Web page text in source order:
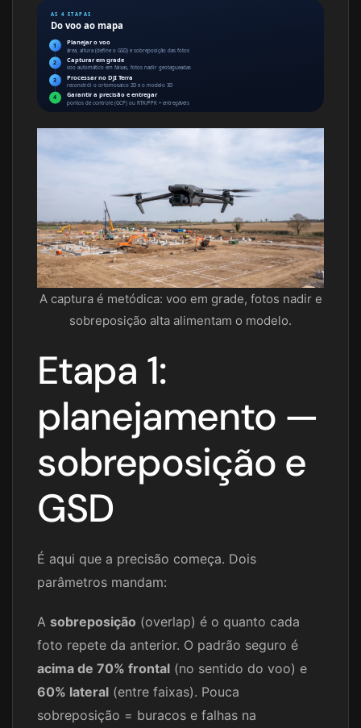
AS 4 ETAPAS
Do voo ao mapa
1 Planejar o voo
área, altura (define o GSD) e sobreposição das fotos
2 Capturar em grade
voo automático em faixas, fotos nadir geotagueadas
3 Processar no DJI Terra
reconstrói o ortomosaico 2D e o modelo 3D
4 Garantir a precisão e entregar
pontos de controle (GCP) ou RTK/PPK + entregáveis
A captura é metódica: voo em grade, fotos nadir e
sobreposição alta alimentam o modelo.
Etapa 1:
planejamento —
sobreposição e
GSD
É aqui que a precisão começa. Dois
parâmetros mandam:
A sobreposição (overlap) é o quanto cada
foto repete da anterior. O padrão seguro é
acima de 70% frontal (no sentido do voo) e
60% lateral (entre faixas). Pouca
sobreposição = buracos e falhas na